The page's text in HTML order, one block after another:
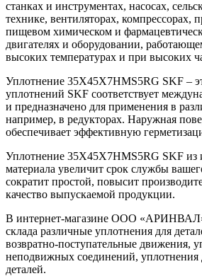
станках и инструментах, насосах,
технике, вентиляторах, компрессорах,
пищевом химическом и
двигателях и оборудовании,
высоких температурах и при высоких
Уплотнение 35X45X7HMS5RG SKF –
уплотнений SKF соответствует
и предназначено для применения в
например, в редукторах. Наружная
обеспечивает эффективную
Уплотнение 35X45X7HMS5RG SKF из
материала увеличит срок службы
сократит простой, повысит
качество выпускаемой продукции.
В интернет-магазине ООО
склада различные уплотнения для
возвратно-поступательные движения,
неподвижных соединений,
деталей.